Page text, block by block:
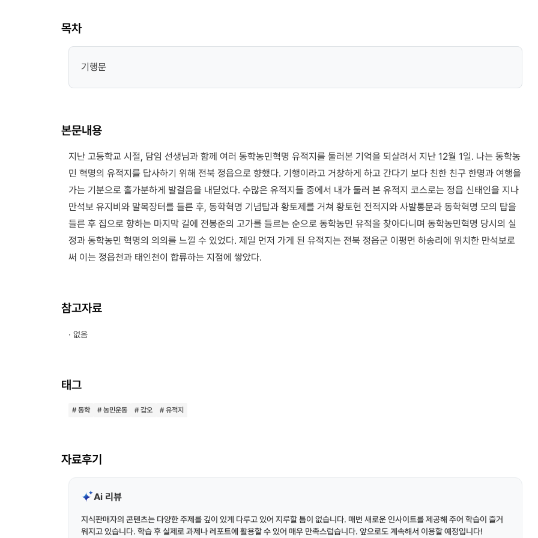
목차
기행문
본문내용
지난 고등학교 시절, 담임 선생님과 함께 여러 동학농민혁명 유적지를 둘러본 기억을 되살려서 지난 12월 1일. 나는 동학농
민 혁명의 유적지를 답사하기 위해 전북 정읍으로 향했다. 기행이라고 거창하게 하고 간다기 보다 친한 친구 한명과 여행을
가는 기분으로 홀가분하게 발걸음을 내딛었다. 수많은 유적지들 중에서 내가 둘러 본 유적지 코스로는 정읍 신태인을 지나
만석보 유지비와 말목장터를 들른 후, 동학혁명 기념탑과 황토제를 거쳐 황토현 전적지와 사발통문과 동학혁명 모의 탑을
들른 후 집으로 향하는 마지막 길에 전봉준의 고가를 들르는 순으로 동학농민 유적을 찾아다니며 동학농민혁명 당시의 실
정과 동학농민 혁명의 의의를 느낄 수 있었다. 제일 먼저 가게 된 유적지는 전북 정읍군 이평면 하송리에 위치한 만석보로
써 이는 정읍천과 태인천이 합류하는 지점에 쌓았다.
참고자료
· 없음
태그
# 동학 # 농민운동 # 갑오 # 유적지
자료후기
Ai 리뷰
지식판매자의 콘텐츠는 다양한 주제를 깊이 있게 다루고 있어 지루할 틈이 없습니다. 매번 새로운 인사이트를 제공해 주어 학습이 즐거
워지고 있습니다. 학습 후 실제로 과제나 레포트에 활용할 수 있어 매우 만족스럽습니다. 앞으로도 계속해서 이용할 예정입니다!